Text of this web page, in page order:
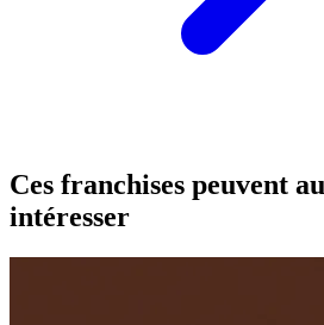
Ces franchises peuvent
intéresser